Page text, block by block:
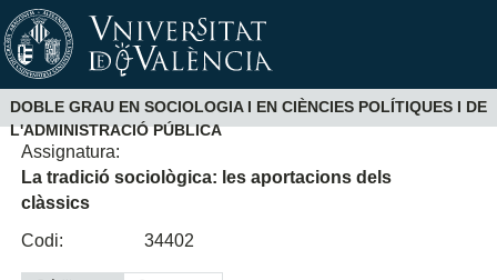
DOBLE GRAU EN SOCIOLOGIA I EN CIÈNCIES POLÍTIQUES I DE
L'ADMINISTRACIÓ PÚBLICA
Assignatura:
La tradició sociològica: les aportacions dels
clàssics
Codi:
34402